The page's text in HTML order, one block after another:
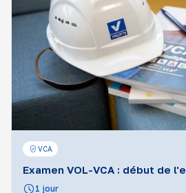
VCA
Examen VOL-VCA : début de
1 jour